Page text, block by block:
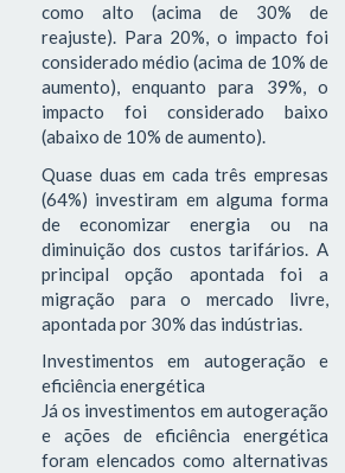
como alto (acima de 30% de
reajuste). Para 20%, o impacto foi
considerado médio (acima de 10% de
aumento), enquanto para 39%, o
impacto foi considerado baixo
(abaixo de 10% de aumento).
Quase duas em cada três empresas
(64%) investiram em alguma forma
de economizar energia ou na
diminuição dos custos tarifários. A
principal opção apontada foi a
migração para o mercado livre,
apontada por 30% das indústrias.
Investimentos em autogeração e
eficiência energética
Já os investimentos em autogeração
e ações de eficiência energética
foram elencados como alternativas